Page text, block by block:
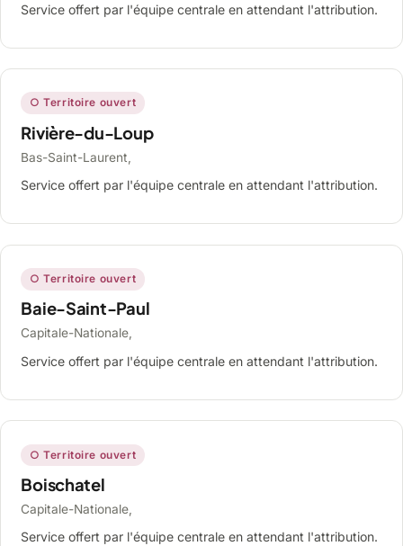
Service offert par l'équipe centrale en attendant l'attribution.
○ Territoire ouvert
Rivière-du-Loup
Bas-Saint-Laurent,
Service offert par l'équipe centrale en attendant l'attribution.
○ Territoire ouvert
Baie-Saint-Paul
Capitale-Nationale,
Service offert par l'équipe centrale en attendant l'attribution.
○ Territoire ouvert
Boischatel
Capitale-Nationale,
Service offert par l'équipe centrale en attendant l'attribution.